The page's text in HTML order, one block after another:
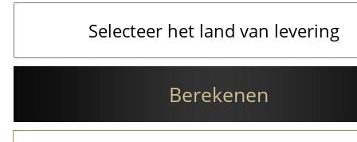
Berekenen